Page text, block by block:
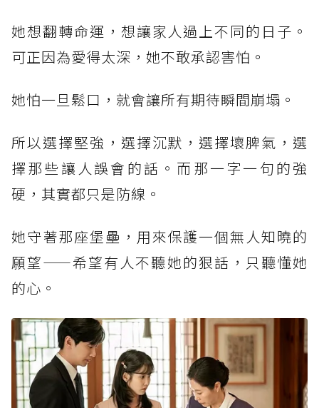
她想翻轉命運，想讓家人過上不同的日子。
可正因為愛得太深，她不敢承認害怕。
她怕一旦鬆口，就會讓所有期待瞬間崩塌。
所以選擇堅強，選擇沉默，選擇壞脾氣，選
擇那些讓人誤會的話。而那一字一句的強
硬，其實都只是防線。
她守著那座堡壘，用來保護一個無人知曉的
願望——希望有人不聽她的狠話，只聽懂她
的心。